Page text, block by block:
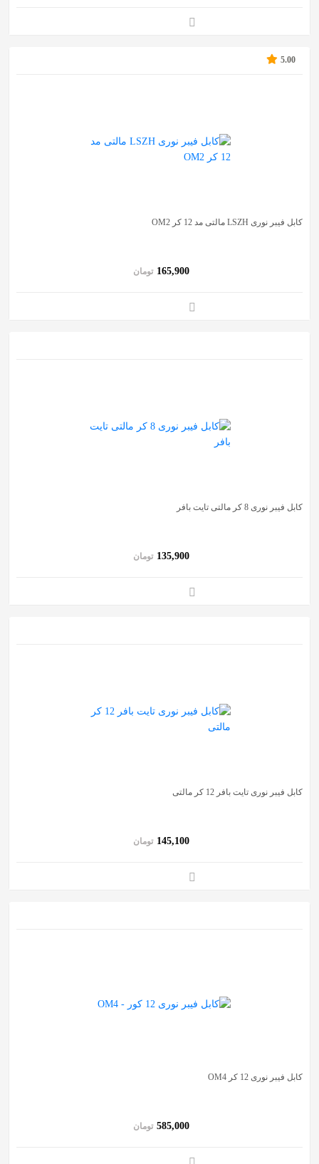
5.00
کابل فیبر نوری LSZH مالتی مد 12 کر OM2
تومان 165,900
کابل فیبر نوری 8 کر مالتی تایت بافر
تومان 135,900
کابل فیبر نوری تایت بافر 12 کر مالتی
تومان 145,100
کابل فیبر نوری 12 کر OM4
تومان 585,000